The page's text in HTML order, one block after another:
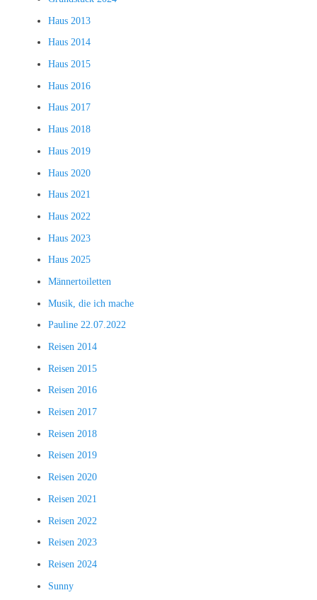
Haus 2013
Haus 2014
Haus 2015
Haus 2016
Haus 2017
Haus 2018
Haus 2019
Haus 2020
Haus 2021
Haus 2022
Haus 2023
Haus 2025
Männertoiletten
Musik, die ich mache
Pauline 22.07.2022
Reisen 2014
Reisen 2015
Reisen 2016
Reisen 2017
Reisen 2018
Reisen 2019
Reisen 2020
Reisen 2021
Reisen 2022
Reisen 2023
Reisen 2024
Sunny